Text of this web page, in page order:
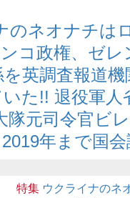
のネオナチ
コ政権、ゼレ
英調査報道機
た!! 退役軍
元司令官ビ
年まで国
特集 ウクライナのネ